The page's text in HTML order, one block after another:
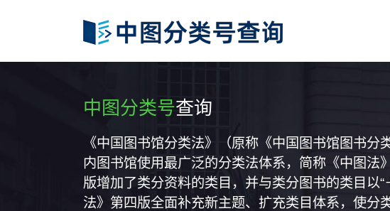
中图分类号查询
《中国图书馆分类法》（原称《中国图书馆图书
内图书馆使用最广泛的分类法体系，简称《中图
版增加了类分资料的类目，并与类分图书的类目以
法》第四版全面补充新主题、扩充类目体系，使分